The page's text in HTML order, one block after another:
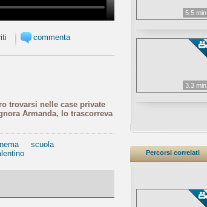
commenta
trovarsi nelle case private
Armanda, lo trascorreva
scuola
5.5 min
3.3 min
Percorsi correlati